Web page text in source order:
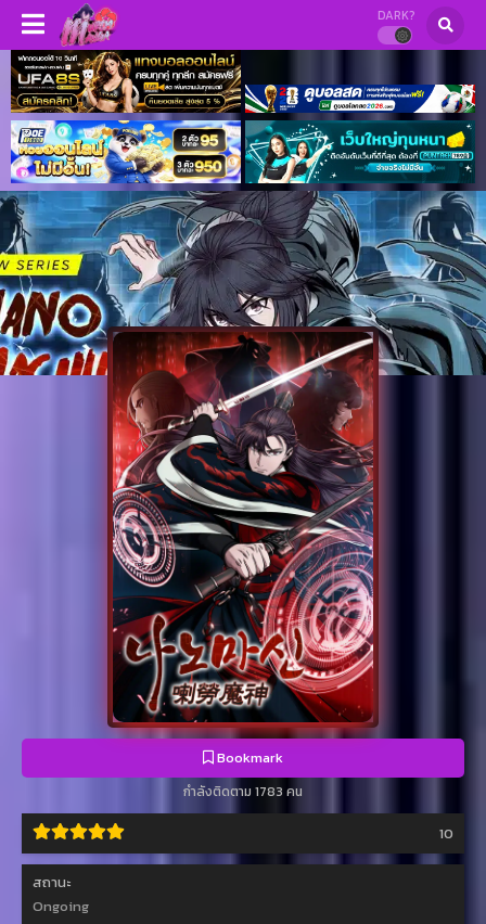
DARK?
Bookmark
กำลังติดตาม 1783 คน
10
สถานะ
Ongoing